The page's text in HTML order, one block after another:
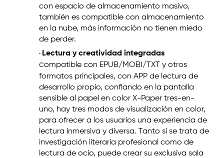
con espacio de almacenamiento masivo,
también es compatible con almacenamiento
en la nube, más información no tienen miedo
de perder.
· Lectura y creatividad integradas
Compatible con EPUB/MOBI/TXT y otros
formatos principales, con APP de lectura de
desarrollo propio, confiando en la pantalla
sensible al papel en color X-Paper tres-en-
uno, hay tres modos de visualización en color,
para ofrecer a los usuarios una experiencia de
lectura inmersiva y diversa. Tanto si se trata de
investigación literaria profesional como de
lectura de ocio, puede crear su exclusiva sala